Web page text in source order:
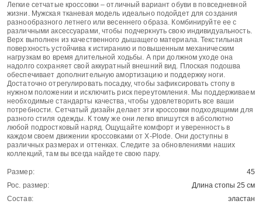
Легкие сетчатые кроссовки – отличный вариант обуви в повседневной
жизни. Мужская тканевая модель идеально подойдет для создания
разнообразного летнего или весеннего образа. Комбинируйте ее с
различными аксессуарами, чтобы подчеркнуть свою индивидуальность.
Верх выполнен из качественного дышащего материала. Текстильная
поверхность устойчива к истиранию и повышенным механическим
нагрузкам во время длительной ходьбы. А при должном уходе она
надолго сохраняет свой аккуратный внешний вид. Плоская подошва
обеспечивает дополнительную амортизацию и поддержку ноги.
Достаточно отрегулировать посадку, чтобы зафиксировать стопу в
нужном положении и исключить риск переутомления. Мы поддерживаем
необходимые стандарты качества, чтобы удовлетворить все ваши
потребности. Сетчатый дизайн делает эти кроссовки подходящими для
разного стиля одежды. К тому же они легко впишутся в абсолютно
любой подростковый наряд. Ощущайте комфорт и уверенность в
каждом своем движении кроссовками от X-Plode. Они доступны в
различных размерах и оттенках. Следите за обновлениями наших
коллекций, там вы всегда найдете свою пару.
Размер:
45
Рос. размер:
Длина стопы 25 см
Состав:
эластан